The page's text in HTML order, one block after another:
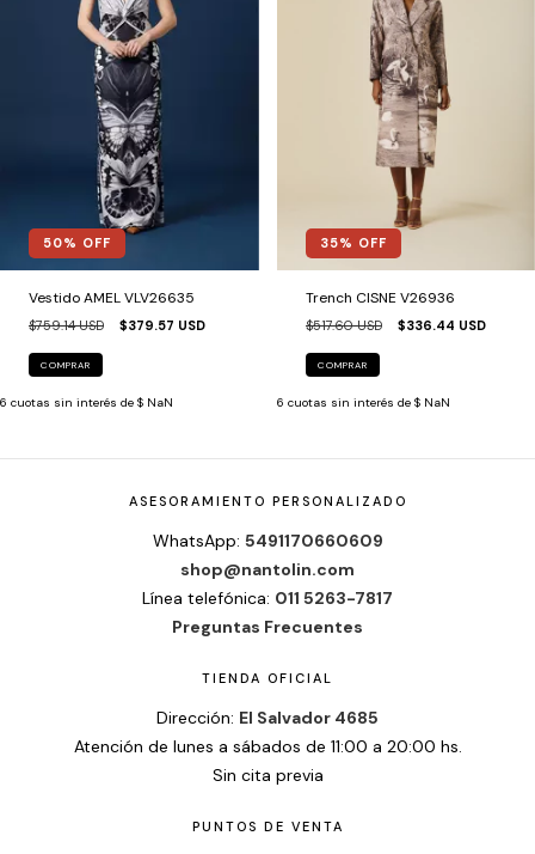
50% OFF
Vestido AMEL VLV26635
$759.14 USD $379.57 USD
COMPRAR
6 cuotas sin interés de $ NaN
35% OFF
Trench CISNE V26936
$517.60 USD $336.44 USD
COMPRAR
6 cuotas sin interés de $ NaN
ASESORAMIENTO PERSONALIZADO
WhatsApp: 5491170660609
shop@nantolin.com
Línea telefónica: 011 5263-7817
Preguntas Frecuentes
TIENDA OFICIAL
Dirección: El Salvador 4685
Atención de lunes a sábados de 11:00 a 20:00 hs.
Sin cita previa
PUNTOS DE VENTA